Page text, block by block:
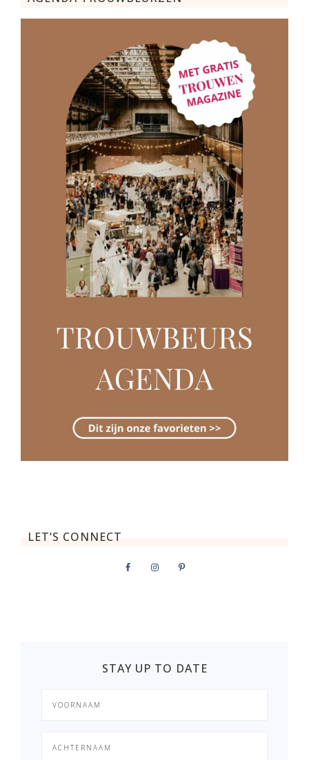
LET’S CONNECT
STAY UP TO DATE